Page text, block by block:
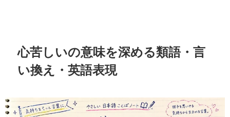
心苦しいの意味を深める類語・言
い換え・英語表現